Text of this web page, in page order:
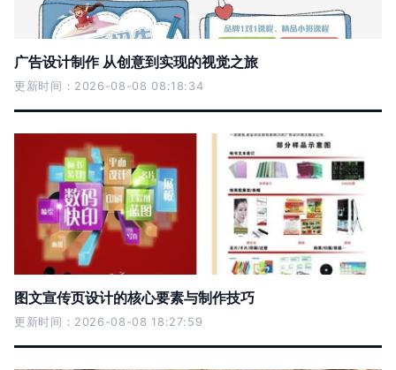
广告设计制作 从创意到实现的视觉之旅
更新时间：2026-08-08 08:18:34
图文宣传页设计的核心要素与制作技巧
更新时间：2026-08-08 18:27:59